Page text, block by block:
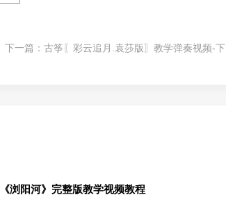
下一篇： 古筝〖彩云追月.袁莎版〗教学弹奏视频-下
浏阳河》完整版教学视频教程